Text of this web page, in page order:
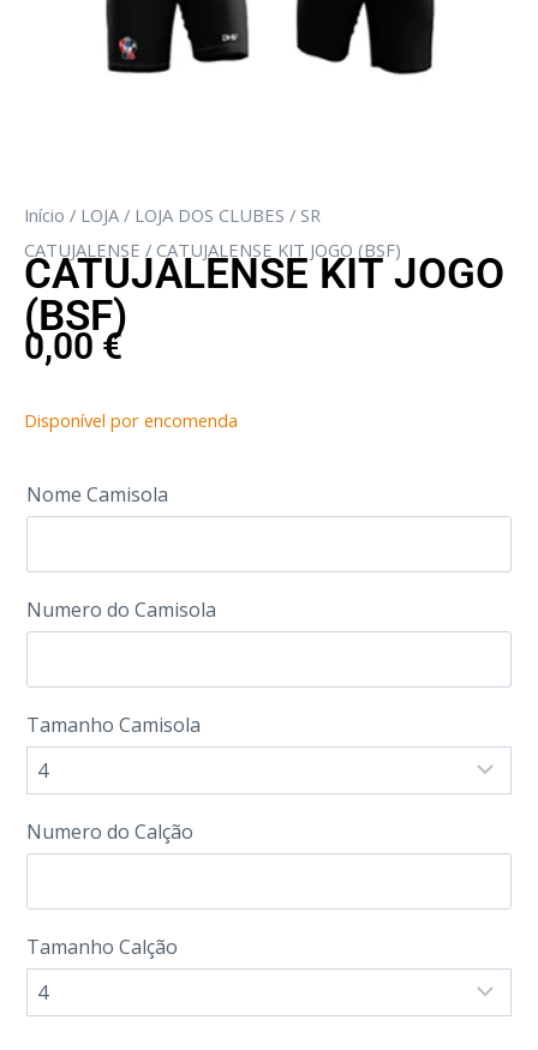
Início / LOJA / LOJA DOS CLUBES / SR
CATUJALENSE / CATUJALENSE KIT JOGO (BSF)
CATUJALENSE KIT JOGO
(BSF)
0,00 €
Disponível por encomenda
Nome Camisola
Numero do Camisola
Tamanho Camisola
Numero do Calção
Tamanho Calção